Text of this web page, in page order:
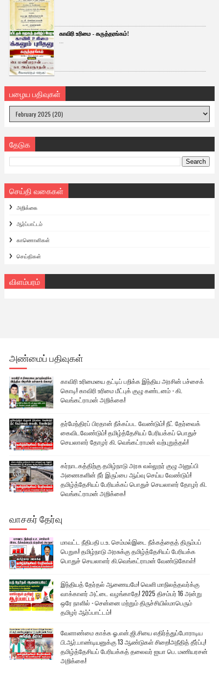
காவிரி உரிமை - கருத்தரங்கம்!
...
பழைய பதிவுகள்
தேடுக
செய்தி வகைகள்
அறிக்கை
ஆர்ப்பாட்டம்
காணொளிகள்
செய்திகள்
விளம்பரம்
அண்மைப் பதிவுகள்
காவிரி உரிமையை தட்டிப் பறிக்க இந்திய அரசின் பச்சைக்
கொடி! காவிரி உரிமை மீட்புக் குழு கண்டனம் - கி.
வெங்கட்ராமன் அறிக்கை!
தர்மேந்திரப் பிரதான் நீக்கப்பட வேண்டும்! நீட் தேர்வைக்
கைவிடவேண்டும்! தமிழ்த்தேசியப் பேரியக்கப் பொதுச்
செயலாளர் தோழர் கி. வெங்கட்ராமன் வற்புறுத்தல்!
கர்நாடகத்திற்கு தமிழ்நாடு அரசு வல்லுநர் குழு அனுப்பி
அணைகளின் நீர் இருப்பை ஆய்வு செய்ய வேண்டும்!
தமிழ்த்தேசியப் பேரியக்கப் பொதுச் செயலாளர் தோழர் கி.
வெங்கட்ராமன் அறிக்கை!
வாசகர் தேர்வு
மாவட்ட நீதிபதி ப.உ. செம்மல்இடை நீக்கத்தைத் திரும்பப்
பெறுக! தமிழ்நாடு அரசுக்கு தமிழ்த்தேசியப் பேரியக்க
பொதுச் செயலாளர் கி.வெங்கட்ராமன் வேண்டுகோள்!
இந்தியத் தேர்தல் ஆணையமே! வெளி மாநிலத்தவர்க்கு
வாக்காளர் அட்டை வழங்காதே! 2025 திசம்பர் 16 அன்று
ஒரே நாளில் - சென்னை மற்றும் திருச்சியில்மாபெரும்
தமிழர் ஆர்ப்பாட்டம்!
வேளாண்மை காக்க ஓ.என்.ஜி.சியை எதிர்த்துப்போராடிய
பி.ஆர்.பாண்டியனுக்கு 13 ஆண்டுகள் சிறை!அநீதித் தீர்ப்பு!
தமிழ்த்தேசியப் பேரியக்கத் தலைவர் ஐயா பெ. மணியரசன்
அறிக்கை!